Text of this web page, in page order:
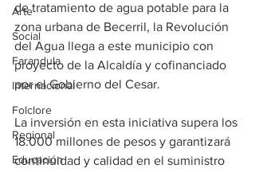
Arte
Social
Farandula
Internacional
Folclore
Regional
Educación
de tratamiento de agua potable para la
zona urbana de Becerril, la Revolución
del Agua llega a este municipio con
proyecto de la Alcaldía y cofinanciado
por el Gobierno del Cesar.
La inversión en esta iniciativa supera los
18.000 millones de pesos y garantizará
continuidad y calidad en el suministro